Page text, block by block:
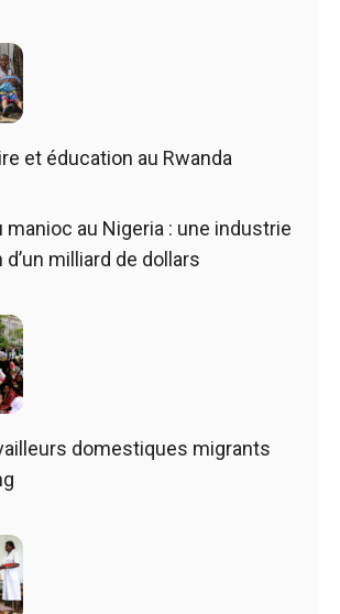
et éducation au Rwanda
manioc au Nigeria : une industrie
d’un milliard de dollars
domestiques migrants